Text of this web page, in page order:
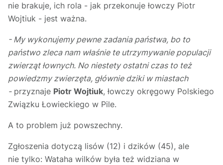
nie brakuje, ich rola - jak przekonuje łowczy Piotr
Wojtiuk - jest ważna.
- My wykonujemy pewne zadania państwa, bo to
państwo zleca nam właśnie te utrzymywanie populacji
zwierząt łownych. No niestety ostatni czas to też
powiedzmy zwierzęta, głównie dziki w miastach
-przyznaje Piotr Wojtiuk, łowczy okręgowy Polskiego
Związku Łowieckiego w Pile.
A to problem już powszechny.
Zgłoszenia dotyczą lisów (12) i dzików (45), ale
nie tylko: Wataha wilków była też widziana w